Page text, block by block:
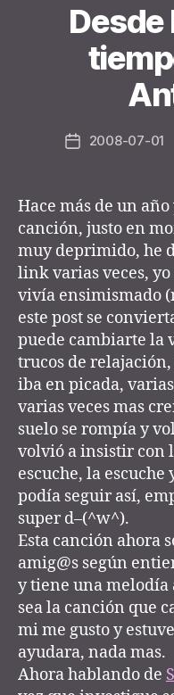
Desde
Post2008-07-01
Hace más de un año
canción, justo en
muy deprimido, he
link varias veces,
vivía ensimismado
este post se
puede cambiarte la
trucos de
iba en picada,
varias veces mas
suelo se rompía y
volvió a insistir con
escuche, la
podía seguir así,
super d–(^w^).
Esta canción ahora
amig@s según
y tiene una melodía
sea la canción que
mi me gusto y
ayudara, nada mas.
Ahora hablando de